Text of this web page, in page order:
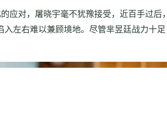
应对，屠晓宇毫不犹豫接受，近百手过
左右难以兼顾境地。尽管芈昱廷战力十足